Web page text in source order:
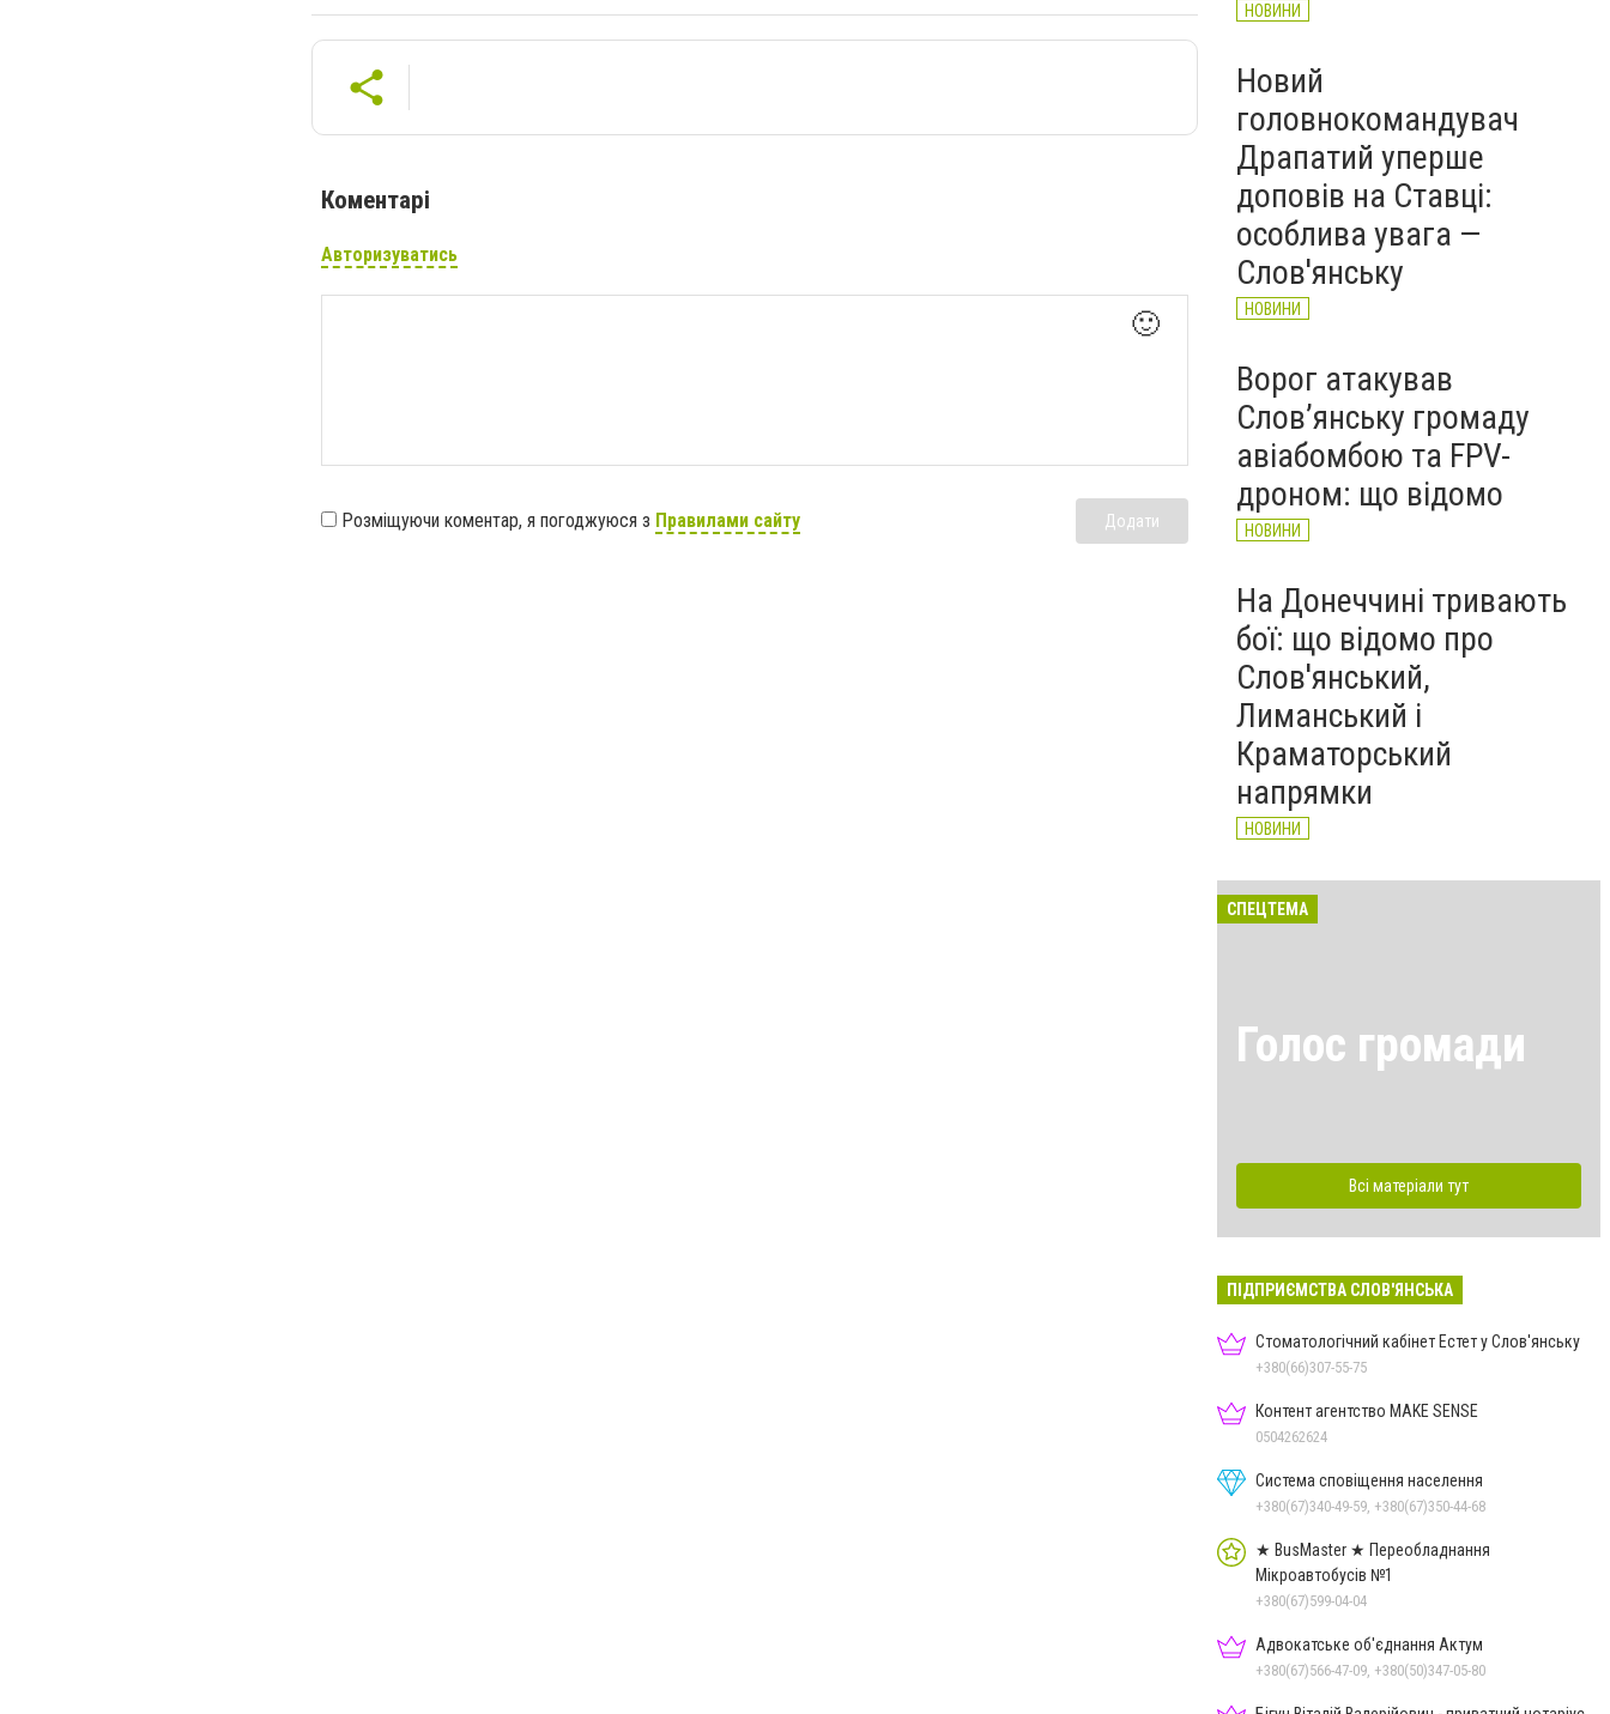
Коментарі
Авторизуватись
🙂
Розміщуючи коментар, я погоджуюся з Правилами сайту Додати
НОВИНИ
Новий
головнокомандувач
Драпатий уперше
доповів на Ставці:
особлива увага —
Слов'янську
НОВИНИ
Ворог атакував
Слов’янську громаду
авіабомбою та FPV-
дроном: що відомо
НОВИНИ
На Донеччині тривають
бої: що відомо про
Слов'янський,
Лиманський і
Краматорський
напрямки
НОВИНИ
СПЕЦТЕМА
Голос громади
Всі матеріали тут
ПІДПРИЄМСТВА СЛОВ'ЯНСЬКА
Стоматологічний кабінет Естет у Слов'янську
+380(66)307-55-75
Контент агентство MAKE SENSE
0504262624
Система сповіщення населення
+380(67)340-49-59, +380(67)350-44-68
★ BusMaster ★ Переобладнання
Мікроавтобусів №1
+380(67)599-04-04
Адвокатське об'єднання Актум
+380(67)566-47-09, +380(50)347-05-80